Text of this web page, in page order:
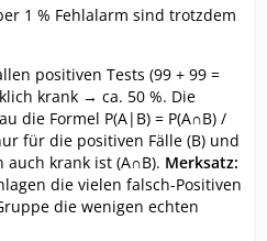
1 % Fehlalarm sind trotzdem
positiven Tests (99 + 99 =
krank → ca. 50 %. Die
die Formel P(A|B) = P(A∩B) /
für die positiven Fälle (B) und
krank ist (A∩B). Merksatz:
die vielen falsch-Positiven
die wenigen echten